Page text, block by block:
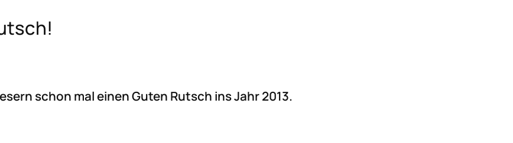
schon mal einen Guten Rutsch ins Jahr 2013.